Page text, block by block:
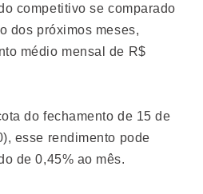
competitivo se comparado
dos próximos meses,
médio mensal de R$
do fechamento de 15 de
esse rendimento pode
de 0,45% ao mês.